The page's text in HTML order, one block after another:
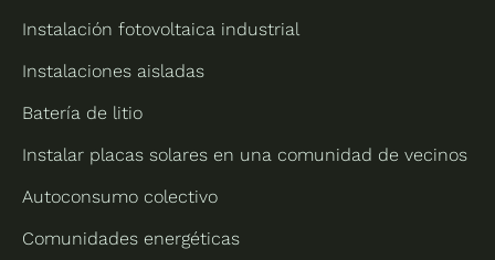
Instalación fotovoltaica industrial
Instalaciones aisladas
Batería de litio
Instalar placas solares en una comunidad de vecinos
Autoconsumo colectivo
Comunidades energéticas